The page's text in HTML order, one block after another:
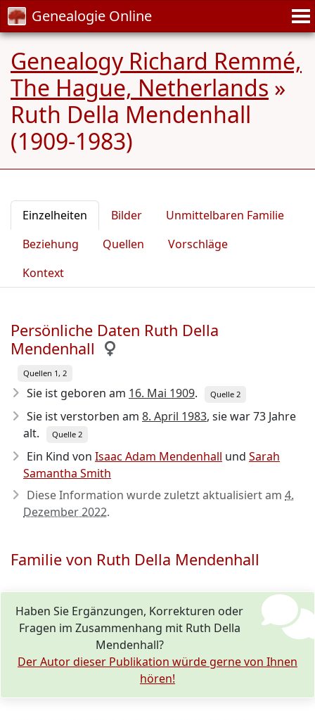
Genealogie Online
Genealogy Richard Remmé,
The Hague, Netherlands »
Ruth Della Mendenhall
(1909-1983)
Einzelheiten Bilder
Unmittelbaren Familie
Beziehung
Quellen
Vorschläge
Kontext
Persönliche Daten Ruth Della
Mendenhall
Quellen 1, 2
Sie ist geboren am 16. Mai 1909. Quelle 2
Sie ist verstorben am 8. April 1983, sie war 73 Jahre
alt.
Quelle 2
Ein Kind von Isaac Adam Mendenhall und Sarah
Samantha Smith
Diese Information wurde zuletzt aktualisiert am 4.
Dezember 2022.
Familie von Ruth Della Mendenhall
Haben Sie Ergänzungen, Korrekturen oder
Fragen im Zusammenhang mit Ruth Della
Mendenhall?
Der Autor dieser Publikation würde gerne von Ihnen
hören!